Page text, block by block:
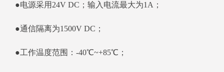
●电源采用24V DC；输入电流最大为1A；
●通信隔离为1500V DC；
●工作温度范围：-40℃~+85℃；